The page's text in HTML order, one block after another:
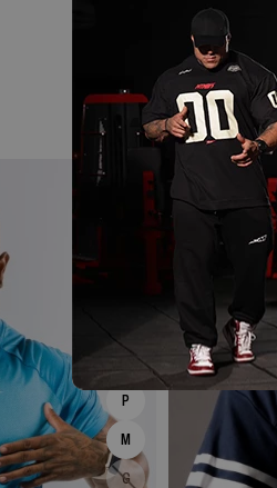
P
M
G
TECIDO